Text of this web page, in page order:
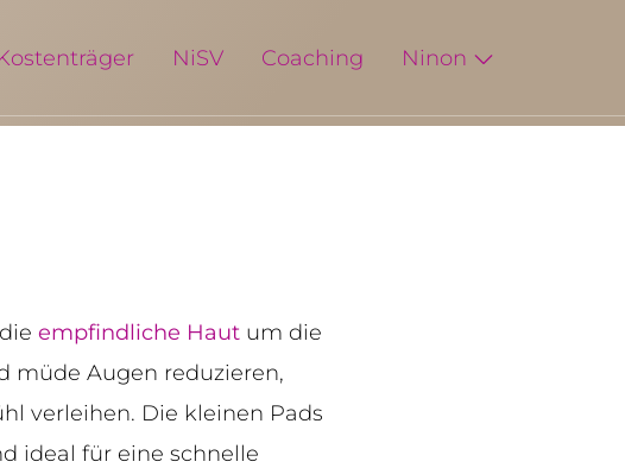
NiSV Coaching Ninon
empfindliche Haut um die
müde Augen reduzieren,
verleihen. Die kleinen Pads
ideal für eine schnelle